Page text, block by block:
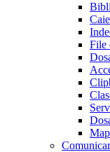
File